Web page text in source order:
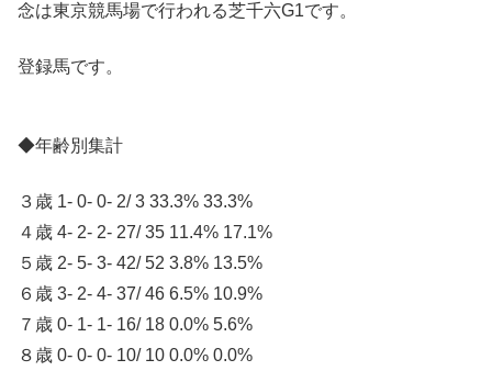
念は東京競馬場で行われる芝千六G1です。
登録馬です。
◆年齢別集計
３歳 1- 0- 0- 2/ 3 33.3% 33.3%
４歳 4- 2- 2- 27/ 35 11.4% 17.1%
５歳 2- 5- 3- 42/ 52 3.8% 13.5%
６歳 3- 2- 4- 37/ 46 6.5% 10.9%
７歳 0- 1- 1- 16/ 18 0.0% 5.6%
８歳 0- 0- 0- 10/ 10 0.0% 0.0%